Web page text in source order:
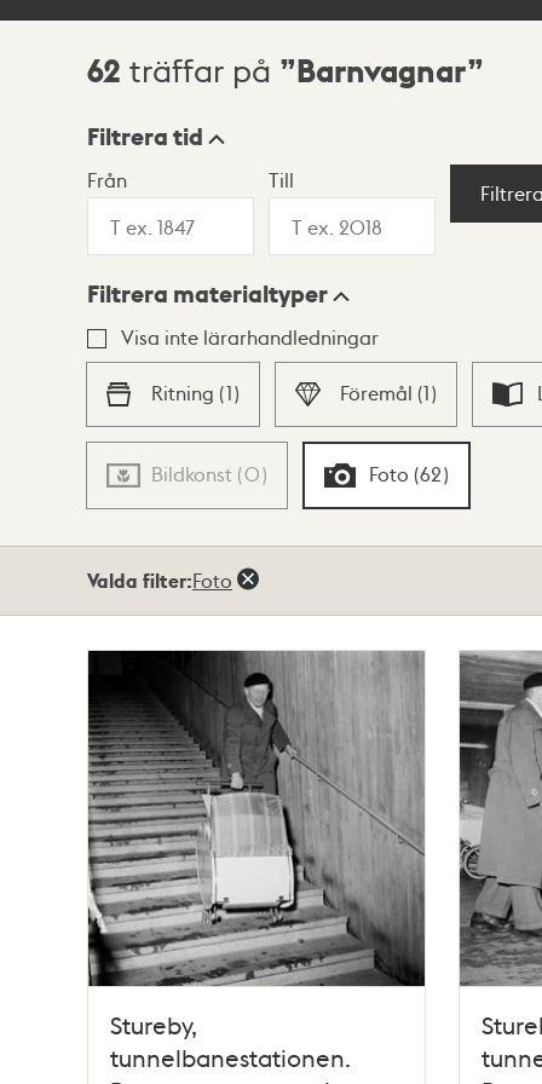
Sökresultat
62 träffar på Barnvagnar
Visningsläge
Lista Karta
Filtrera tid
Från Till
Filtrera materialtyper
Visa inte lärarhandledningar
Ritning (1) Föremål (1)
Bildkonst (0) Foto (62)
Valda filter:Foto
Stureby,
tunnelbanestationen.